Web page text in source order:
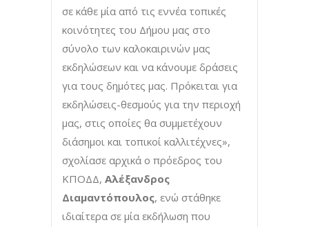
σε κάθε μία από τις εννέα τοπικές
κοινότητες του Δήμου μας στο
σύνολο των καλοκαιρινών μας
εκδηλώσεων και να κάνουμε δράσεις
για τους δημότες μας. Πρόκειται για
εκδηλώσεις-θεσμούς για την περιοχή
μας, στις οποίες θα συμμετέχουν
διάσημοι και τοπικοί καλλιτέχνες»,
σχολίασε αρχικά ο πρόεδρος του
ΚΠΟΔΔ, Αλέξανδρος
Διαμαντόπουλος, ενώ στάθηκε
ιδιαίτερα σε μία εκδήλωση που